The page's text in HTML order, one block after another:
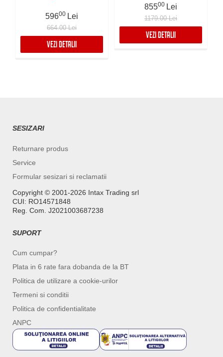
59600 Lei
664.00 Lei
VEZI DETALII
85500 Lei
1179.00 Lei
VEZI DETALII
SESIZARI
Returnare produs
Service
Formular sesizari si reclamatii
Copyright ©️ 2001-2026 Intax Trading srl
CUI: RO14571848
Reg. Com. J2021003687238
SUPORT
Cum cumpar?
Plata in 6 rate fara dobanda de la BT
Politica de utilizare a cookie-urilor
Termeni si conditii
Politica de confidentialitate
ANPC